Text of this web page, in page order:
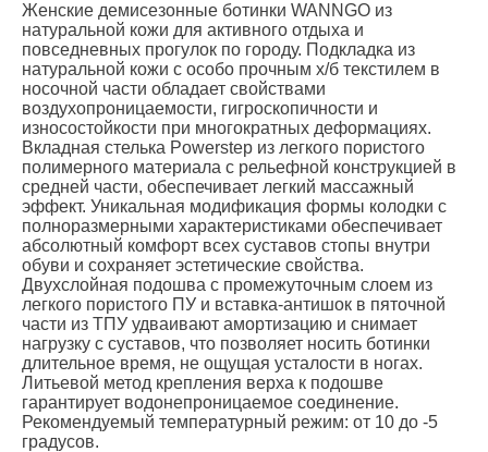
Женские демисезонные ботинки WANNGO из
натуральной кожи для активного отдыха и
повседневных прогулок по городу. Подкладка из
натуральной кожи с особо прочным х/б текстилем в
носочной части обладает свойствами
воздухопроницаемости, гигроскопичности и
износостойкости при многократных деформациях.
Вкладная стелька Powerstep из легкого пористого
полимерного материала с рельефной конструкцией в
средней части, обеспечивает легкий массажный
эффект. Уникальная модификация формы колодки с
полноразмерными характеристиками обеспечивает
абсолютный комфорт всех суставов стопы внутри
обуви и сохраняет эстетические свойства.
Двухслойная подошва с промежуточным слоем из
легкого пористого ПУ и вставка-антишок в пяточной
части из ТПУ удваивают амортизацию и снимает
нагрузку с суставов, что позволяет носить ботинки
длительное время, не ощущая усталости в ногах.
Литьевой метод крепления верха к подошве
гарантирует водонепроницаемое соединение.
Рекомендуемый температурный режим: от 10 до -5
градусов.